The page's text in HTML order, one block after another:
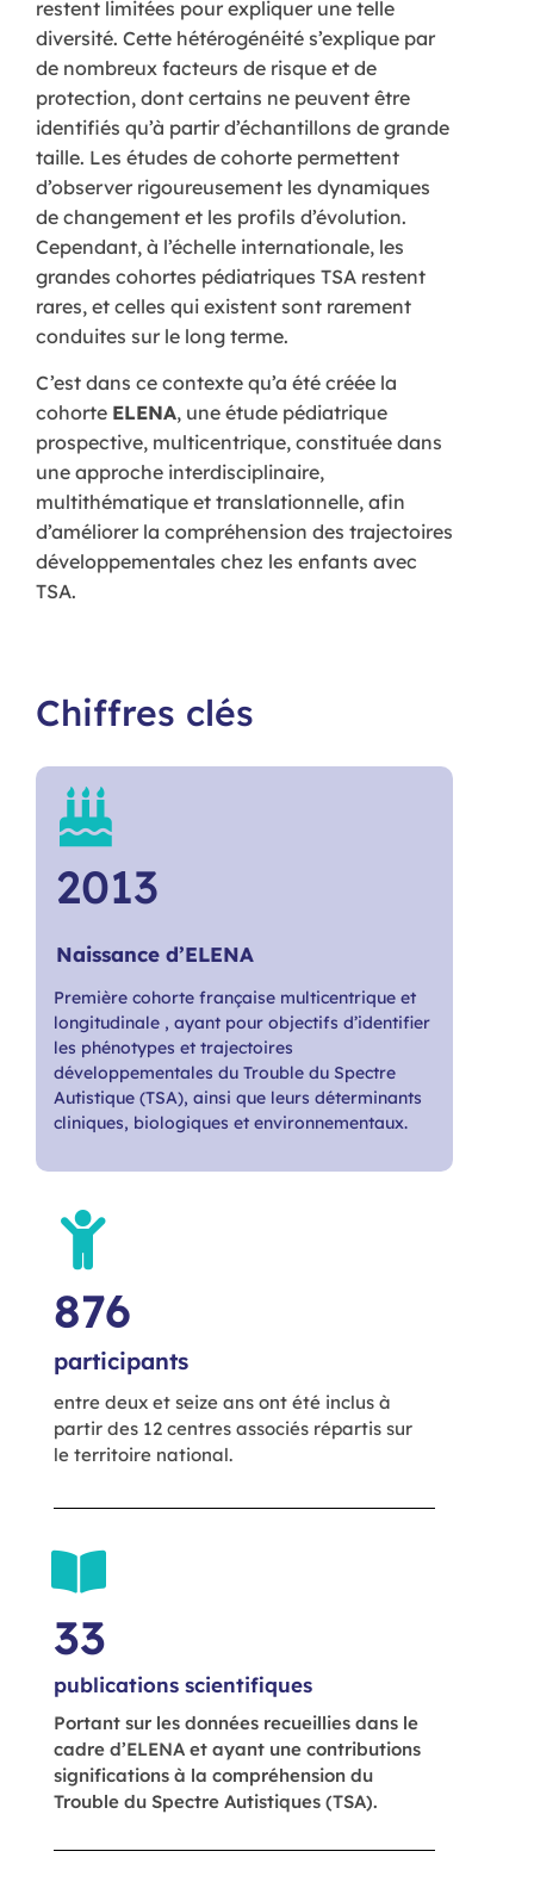
restent limitées pour expliquer une telle
diversité. Cette hétérogénéité s’explique par
de nombreux facteurs de risque et de
protection, dont certains ne peuvent être
identifiés qu’à partir d’échantillons de grande
taille. Les études de cohorte permettent
d’observer rigoureusement les dynamiques
de changement et les profils d’évolution.
Cependant, à l’échelle internationale, les
grandes cohortes pédiatriques TSA restent
rares, et celles qui existent sont rarement
conduites sur le long terme.
C’est dans ce contexte qu’a été créée la
cohorte ELENA, une étude pédiatrique
prospective, multicentrique, constituée dans
une approche interdisciplinaire,
multithématique et translationnelle, afin
d’améliorer la compréhension des trajectoires
développementales chez les enfants avec
TSA.
Chiffres clés
2013
Naissance d’ELENA
Première cohorte française multicentrique et
longitudinale , ayant pour objectifs d’identifier
les phénotypes et trajectoires
développementales du Trouble du Spectre
Autistique (TSA), ainsi que leurs déterminants
cliniques, biologiques et environnementaux.
participants
876
entre deux et seize ans ont été inclus à
partir des 12 centres associés répartis sur
le territoire national.
publications scientifiques
33
Portant sur les données recueillies dans le
cadre d’ELENA et ayant une contributions
significations à la compréhension du
Trouble du Spectre Autistiques (TSA).